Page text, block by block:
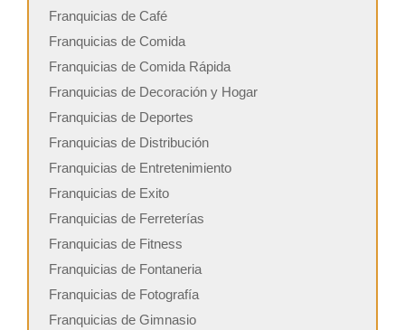
Franquicias de Café
Franquicias de Comida
Franquicias de Comida Rápida
Franquicias de Decoración y Hogar
Franquicias de Deportes
Franquicias de Distribución
Franquicias de Entretenimiento
Franquicias de Exito
Franquicias de Ferreterías
Franquicias de Fitness
Franquicias de Fontaneria
Franquicias de Fotografía
Franquicias de Gimnasio